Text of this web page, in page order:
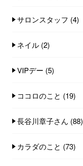
サロンスタッフ (4)
ネイル (2)
VIPデー (5)
ココロのこと (19)
長谷川章子さん (88)
カラダのこと (73)